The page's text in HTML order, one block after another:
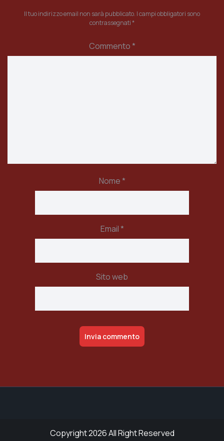
Il tuo indirizzo email non sarà pubblicato. I campi obbligatori sono
contrassegnati*
Commento*
Nome*
Email*
Sito web
Copyright 2026 All Right Reserved